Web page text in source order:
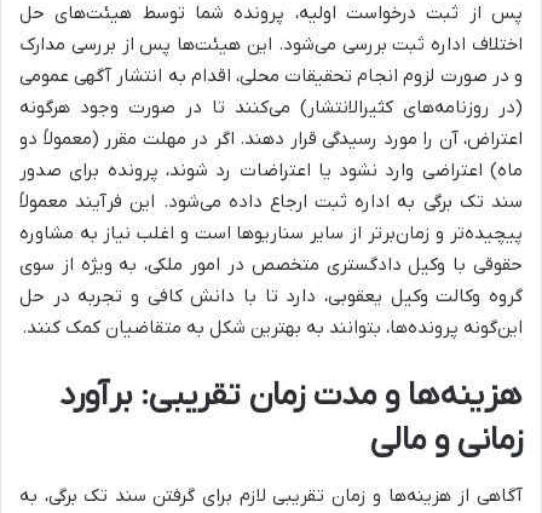
پس از ثبت درخواست اولیه، پرونده شما توسط هیئت‌های حل
اختلاف اداره ثبت بررسی می‌شود. این هیئت‌ها پس از بررسی مدارک
و در صورت لزوم انجام تحقیقات محلی، اقدام به انتشار آگهی عمومی
(در روزنامه‌های کثیرالانتشار) می‌کنند تا در صورت وجود هرگونه
اعتراض، آن را مورد رسیدگی قرار دهند. اگر در مهلت مقرر (معمولاً دو
ماه) اعتراضی وارد نشود یا اعتراضات رد شوند، پرونده برای صدور
سند تک برگی به اداره ثبت ارجاع داده می‌شود. این فرآیند معمولاً
پیچیده‌تر و زمان‌برتر از سایر سناریوها است و اغلب نیاز به مشاوره
حقوقی با وکیل دادگستری متخصص در امور ملکی، به ویژه از سوی
گروه وکالت وکیل یعقوبی، دارد تا با دانش کافی و تجربه در حل
این‌گونه پرونده‌ها، بتوانند به بهترین شکل به متقاضیان کمک کنند.
هزینه‌ها و مدت زمان تقریبی: برآورد
زمانی و مالی
آگاهی از هزینه‌ها و زمان تقریبی لازم برای گرفتن سند تک برگی، به